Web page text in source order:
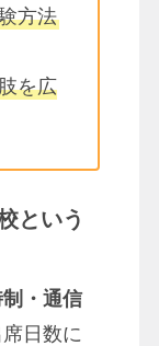
方法
を広
という
・通信
日数に